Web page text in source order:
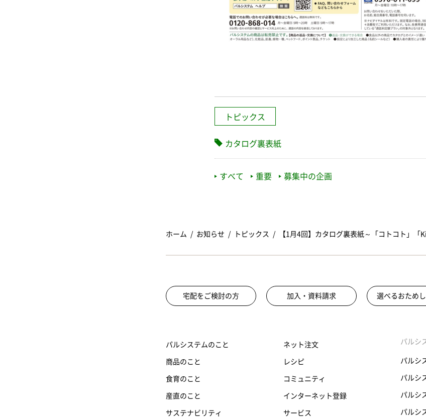
トピックス
カタログ裏表紙
すべて 重要 募集中の企画
ホーム お知らせ トピックス 【1月4回】カタログ裏表紙～「コトコト」
宅配をご検討の方 加入・資料請求 選べるおため
パルシステムのこと
商品のこと
食育のこと
産直のこと
サステナビリティ
ネット注文
レシピ
コミュニティ
インターネット登録
サービス
パルシ
パルシ
パルシ
パルシ
パルシ